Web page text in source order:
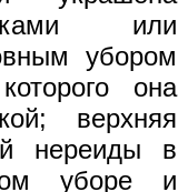
или
убором
она
верхняя
нереиды в
уборе и